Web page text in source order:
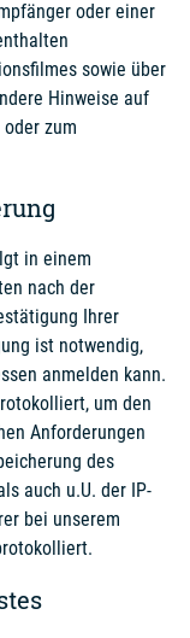
oder einer
sowie über
Hinweise auf
zum
in einem
nach der
Ihrer
ist notwendig,
anmelden kann.
um den
Anforderungen
des
auch u.U. der IP-
bei unserem